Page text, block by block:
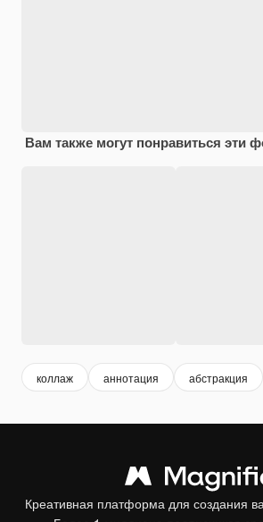
Вам также могут понравиться эти
коллаж аннотация абстракция
Креативная платформа для создания